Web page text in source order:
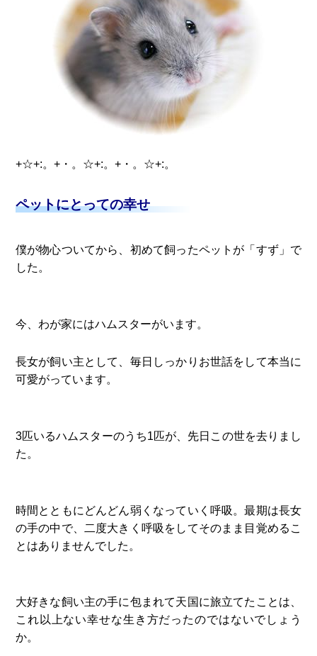
+☆+:。+・。☆+:。+・。☆+:。
ペットにとっての幸せ
僕が物心ついてから、初めて飼ったペットが「すず」で
した。
今、わが家にはハムスターがいます。
長女が飼い主として、毎日しっかりお世話をして本当に
可愛がっています。
3匹いるハムスターのうち1匹が、先日この世を去りまし
た。
時間とともにどんどん弱くなっていく呼吸。最期は長女
の手の中で、二度大きく呼吸をしてそのまま目覚めるこ
とはありませんでした。
大好きな飼い主の手に包まれて天国に旅立てたことは、
これ以上ない幸せな生き方だったのではないでしょう
か。